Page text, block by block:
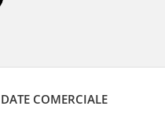
DATE COMERCIALE